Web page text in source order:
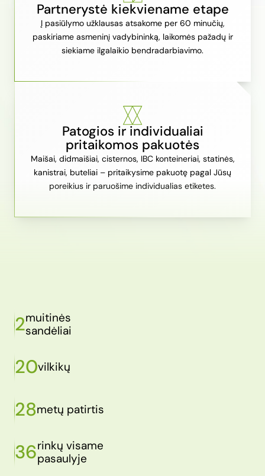
Partnerystė kiekviename etape
Į pasiūlymo užklausas atsakome per 60 minučių,
paskiriame asmeninį vadybininką, laikomės pažadų ir
siekiame ilgalaikio bendradarbiavimo.
Patogios ir individualiai
pritaikomos pakuotės
Maišai, didmaišiai, cisternos, IBC konteineriai, statinės,
kanistrai, buteliai – pritaikysime pakuotę pagal Jūsų
poreikius ir paruošime individualias etiketes.
2muitinės
sandėliai
20vilkikų
28metų patirtis
36rinkų visame
pasaulyje